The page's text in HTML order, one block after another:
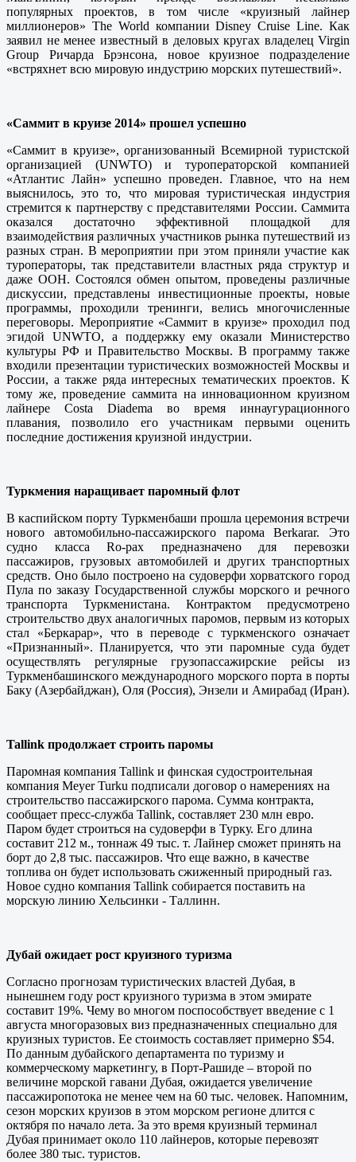
популярных проектов, в том числе «круизный лайнер
миллионеров» The World компании Disney Cruise Line. Как
заявил не менее известный в деловых кругах владелец Virgin
Group Ричарда Брэнсона, новое круизное подразделение
«встряхнет всю мировую индустрию морских путешествий».
«Саммит в круизе 2014» прошел успешно
«Саммит в круизе», организованный Всемирной туристской
организацией (UNWTO) и туроператорской компанией
«Атлантис Лайн» успешно проведен. Главное, что на нем
выяснилось, это то, что мировая туристическая индустрия
стремится к партнерству с представителями России. Саммита
оказался достаточно эффективной площадкой для
взаимодействия различных участников рынка путешествий из
разных стран. В мероприятии при этом приняли участие как
туроператоры, так представители властных ряда структур и
даже ООН. Состоялся обмен опытом, проведены различные
дискуссии, представлены инвестиционные проекты, новые
программы, проходили тренинги, велись многочисленные
переговоры. Мероприятие «Саммит в круизе» проходил под
эгидой UNWTO, а поддержку ему оказали Министерство
культуры РФ и Правительство Москвы. В программу также
входили презентации туристических возможностей Москвы и
России, а также ряда интересных тематических проектов. К
тому же, проведение саммита на инновационном круизном
лайнере Costa Diadema во время иннаугурационного
плавания, позволило его участникам первыми оценить
последние достижения круизной индустрии.
Туркмения наращивает паромный флот
В каспийском порту Туркменбаши прошла церемония встречи
нового автомобильно-пассажирского парома Berkarar. Это
судно класса Ro-pax предназначено для перевозки
пассажиров, грузовых автомобилей и других транспортных
средств. Оно было построено на судоверфи хорватского город
Пула по заказу Государственной службы морского и речного
транспорта Туркменистана. Контрактом предусмотрено
строительство двух аналогичных паромов, первым из которых
стал «Беркарар», что в переводе с туркменского означает
«Признанный». Планируется, что эти паромные суда будет
осуществлять регулярные грузопассажирские рейсы из
Туркменбашинского международного морского порта в порты
Баку (Азербайджан), Оля (Россия), Энзели и Амирабад (Иран).
Tallink продолжает строить паромы
Паромная компания Tallink и финская судостроительная
компания Meyer Turku подписали договор о намерениях на
строительство пассажирского парома. Сумма контракта,
сообщает пресс-служба Tallink, составляет 230 млн евро.
Паром будет строиться на судоверфи в Турку. Его длина
составит 212 м., тоннаж 49 тыс. т. Лайнер сможет принять на
борт до 2,8 тыс. пассажиров. Что еще важно, в качестве
топлива он будет использовать сжиженный природный газ.
Новое судно компания Tallink собирается поставить на
морскую линию Хельсинки - Таллинн.
Дубай ожидает рост круизного туризма
Согласно прогнозам туристических властей Дубая, в
нынешнем году рост круизного туризма в этом эмирате
составит 19%. Чему во многом поспособствует введение с 1
августа многоразовых виз предназначенных специально для
круизных туристов. Ее стоимость составляет примерно $54.
По данным дубайского департамента по туризму и
коммерческому маркетингу, в Порт-Рашиде – второй по
величине морской гавани Дубая, ожидается увеличение
пассажиропотока не менее чем на 60 тыс. человек. Напомним,
сезон морских круизов в этом морском регионе длится с
октября по начало лета. За это время круизный терминал
Дубая принимает около 110 лайнеров, которые перевозят
более 380 тыс. туристов.